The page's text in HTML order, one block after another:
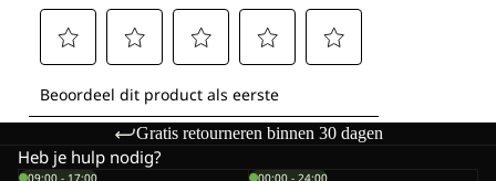
Gratis retourneren binnen 30 dagen
Heb je hulp nodig?
09:00 - 17:00 00:00 - 24:00